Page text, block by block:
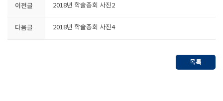
이전글 2018년 학술총회 사진2
다음글 2018년 학술총회 사진4
목록